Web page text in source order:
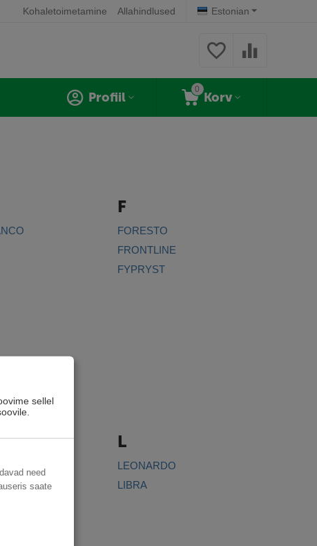
Estonian
Kohaletoimetamine Allahindlused
0
Korv
Profiil
F
FORESTO
FRONTLINE
FYPRYST
TIME
L
LEONARDO
LIBRA
sellel
need
saate